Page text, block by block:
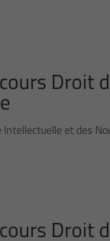
Droit
et des
Droit